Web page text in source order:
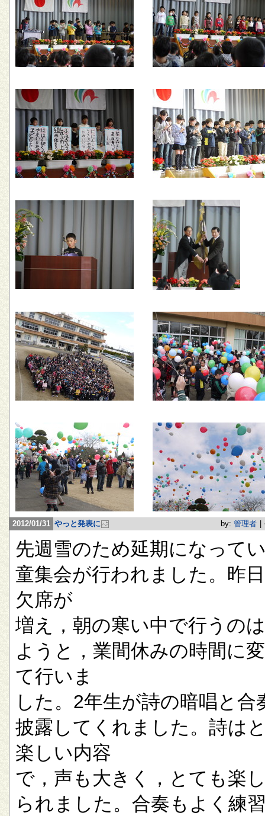
2012/01/31 やっと発表に by: 管理者
先週雪のため延期になって
童集会が行われました。昨
欠席が
増え，朝の寒い中で行うの
ようと，業間休みの時間に
て行いま
した。2年生が詩の暗唱と合
披露してくれました。詩は
楽しい内容
で，声も大きく，とても楽
られました。合奏もよく練